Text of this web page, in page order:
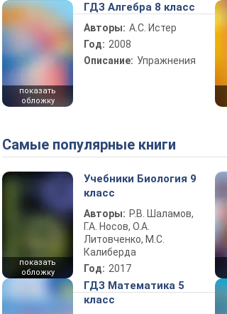
показать
обложку
ГДЗ Алгебра 8 класс
Авторы: А.С. Истер
Год: 2008
Описание: Упражнения
Самые популярные книги
показать
обложку
Учебники Биология 9
класс
Авторы: Р.В. Шаламов,
Г.А. Носов, О.А.
Литовченко, М.С.
Калиберда
Год: 2017
ГДЗ Математика 5
класс